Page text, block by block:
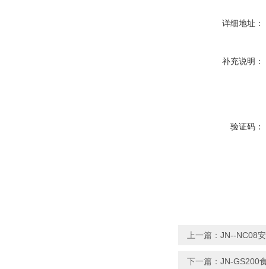
详细地址：
补充说明：
验证码：
上一篇： JN--NC08
下一篇： JN-GS200